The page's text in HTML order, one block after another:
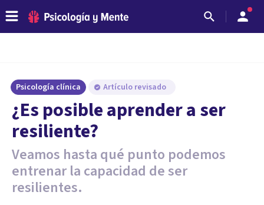
Psicología clínica Artículo revisado
¿Es posible aprender a ser
resiliente?
Veamos hasta qué punto podemos
entrenar la capacidad de ser
resilientes.